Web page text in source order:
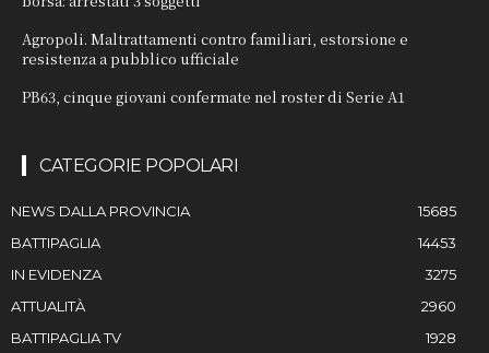
Agropoli. Maltrattamenti contro familiari, estorsione e
resistenza a pubblico ufficiale
PB63, cinque giovani confermate nel roster di Serie A1
CATEGORIE POPOLARI
NEWS DALLA PROVINCIA
15685
BATTIPAGLIA
14453
IN EVIDENZA
3275
ATTUALITÀ
2960
BATTIPAGLIA TV
1928